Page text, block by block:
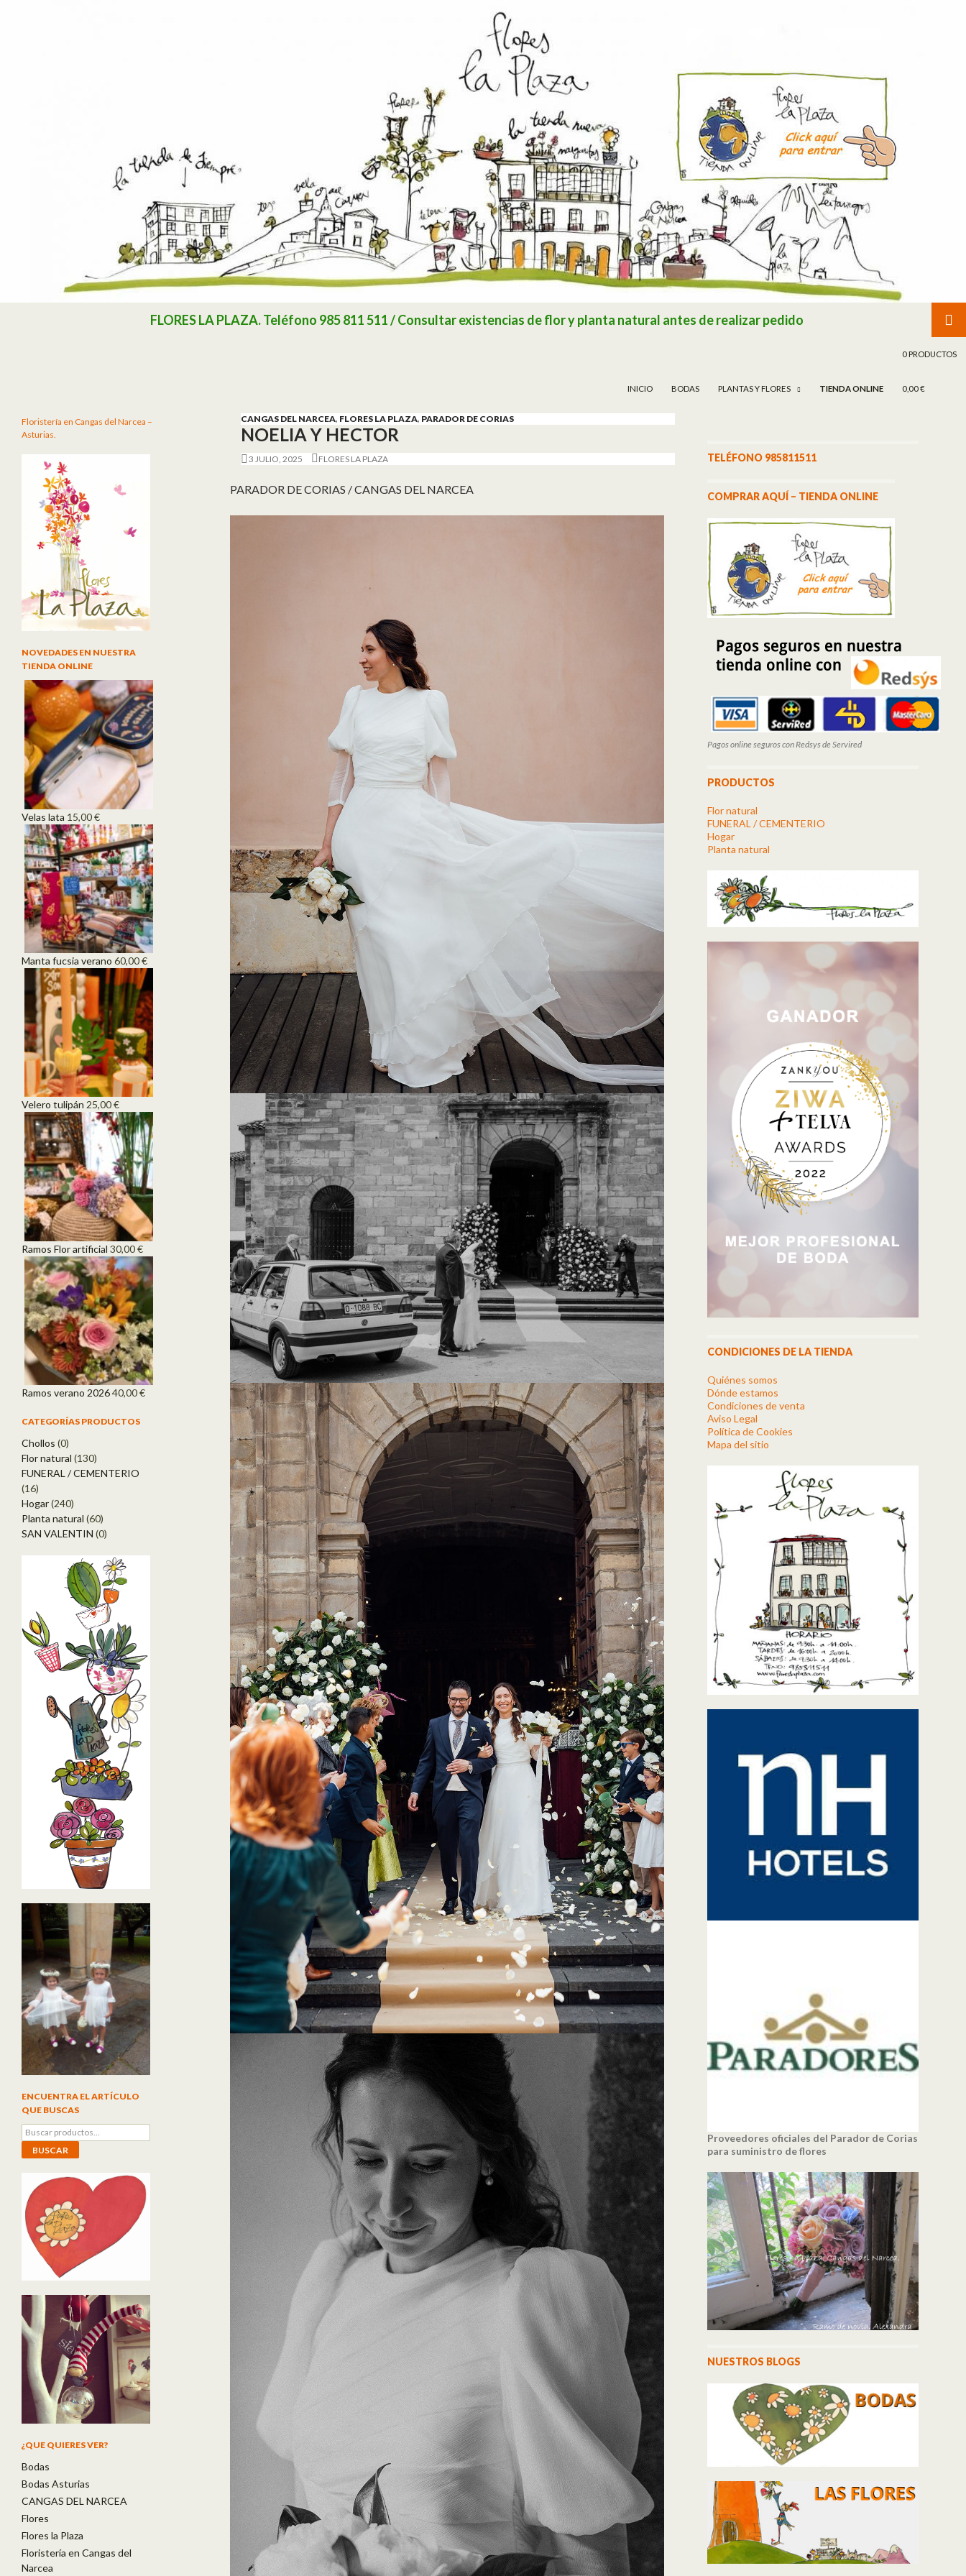
FLORES LA PLAZA. Teléfono 985 811 511 / Consultar existencias de flor y planta natural antes de realizar pedido
INICIO BODAS PLANTAS Y FLORES TIENDA ONLINE
0 PRODUCTOS
0,00 €
CANGAS DEL NARCEA, FLORES LA PLAZA, PARADOR DE CORIAS
NOELIA Y HECTOR
3 JULIO, 2025 FLORES LA PLAZA
PARADOR DE CORIAS / CANGAS DEL NARCEA
TELÉFONO 985811511
COMPRAR AQUÍ – TIENDA ONLINE
Pagos online seguros con Redsys de Servired
PRODUCTOS
Flor natural
FUNERAL / CEMENTERIO
Hogar
Planta natural
CONDICIONES DE LA TIENDA
Quiénes somos
Dónde estamos
Condiciones de venta
Aviso Legal
Política de Cookies
Mapa del sitio
Proveedores oficiales del Parador de Corias
para suministro de flores
NUESTROS BLOGS
Floristería en Cangas del Narcea –
Asturias.
NOVEDADES EN NUESTRA
TIENDA ONLINE
Velas lata 15,00€
Manta fucsia verano 60,00€
Velero tulipán 25,00€
Ramos Flor artificial 30,00€
Ramos verano 202640,00€
CATEGORÍAS PRODUCTOS
Chollos (0)
Flor natural (130)
FUNERAL / CEMENTERIO
(16)
Hogar(240)
Planta natural (60)
SAN VALENTIN (0)
ENCUENTRA EL ARTÍCULO
QUE BUSCAS
Buscar por:
BUSCAR
¿QUE QUIERES VER?
Bodas
Bodas Asturias
CANGAS DEL NARCEA
Flores
Flores la Plaza
Floristería en Cangas del
Narcea